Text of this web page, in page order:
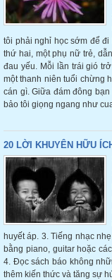
tôi phải nghỉ học sớm để đi
thứ hai, một phụ nữ trẻ,
đau yếu. Mỗi lần trái gió
một thanh niên tuổi chừng
cán gì. Giữa đám đông
bảo tôi giọng ngang như
20 LỜI KHUYÊN HỮU
huyết áp. 3. Tiếng nhạc
bằng piano, guitar hoặc
4. Đọc sách báo không
thêm kiến thức và tăng sự